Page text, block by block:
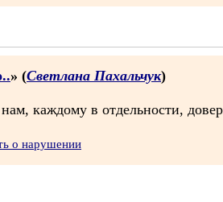
» (Светлана Пахальчук)
каждому в отдельности,
о нарушении